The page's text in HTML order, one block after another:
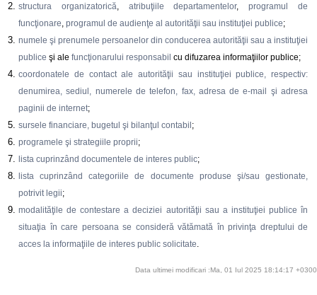
structura organizatorică, atribuţiile departamentelor,programul de
funcţionare, programul de audienţe al autorităţii sau instituţiei publice;
numele şi prenumele persoanelor din conducerea autorităţii sau a instituţiei
publice şi ale funcţionarului responsabil cu difuzarea informaţiilor publice;
coordonatele de contact ale autorităţii sau instituţiei publice, respectiv:
denumirea, sediul, numerele de telefon, fax, adresa de e-mail şi adresa
paginii de internet;
sursele financiare, bugetul şi bilanţul contabil;
programele şi strategiile proprii;
lista cuprinzând documentele de interes public;
lista cuprinzând categoriile de documente produse şi/sau gestionate,
potrivit legii;
modalităţile de contestare a deciziei autorităţii sau a instituţiei publice în
situaţia în care persoana se consideră vătămată în privinţa dreptului de
acces la informaţiile de interes public solicitate.
Data ultimei modificari :Ma, 01 Iul 2025 18:14:17 +0300